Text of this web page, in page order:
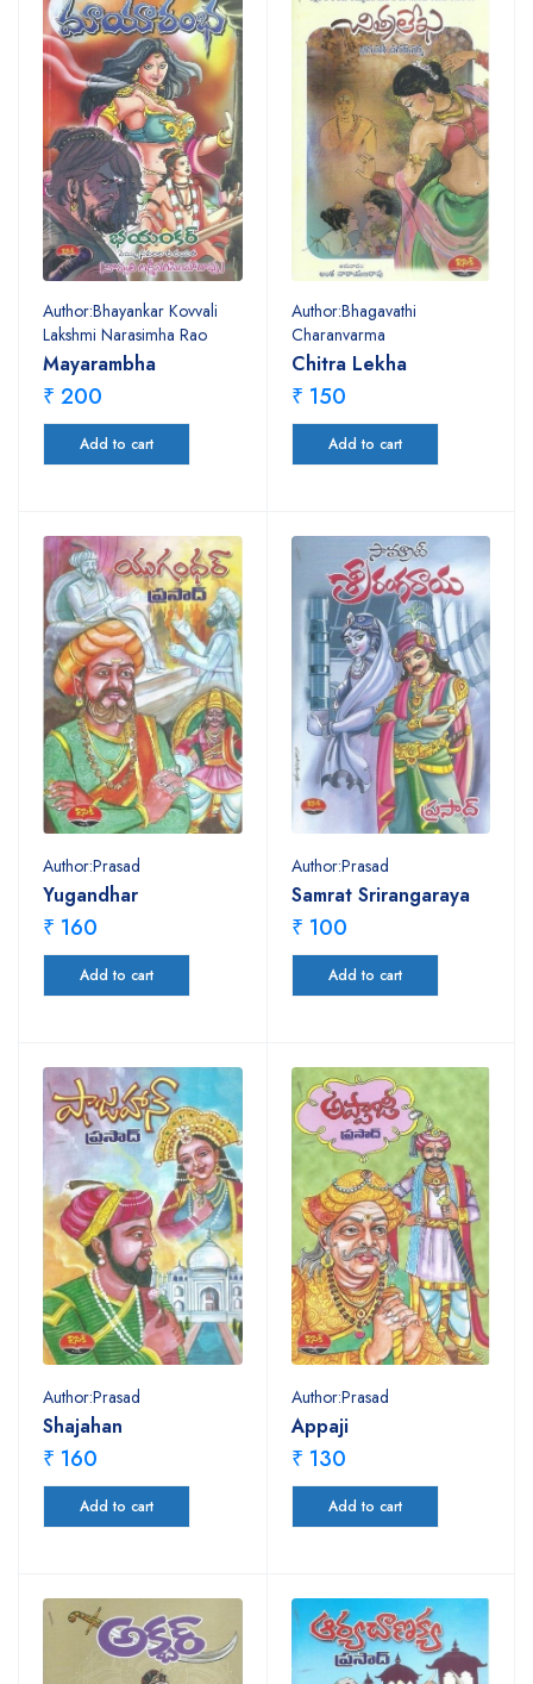
Author:Bhayankar Kovvali
Lakshmi Narasimha Rao
Mayarambha
₹ 200
Add to cart
Author:Bhagavathi
Charanvarma
Chitra Lekha
₹ 150
Add to cart
Author:Prasad
Yugandhar
₹ 160
Add to cart
Author:Prasad
Samrat Srirangaraya
₹ 100
Add to cart
Author:Prasad
Shajahan
₹ 160
Add to cart
Author:Prasad
Appaji
₹ 130
Add to cart